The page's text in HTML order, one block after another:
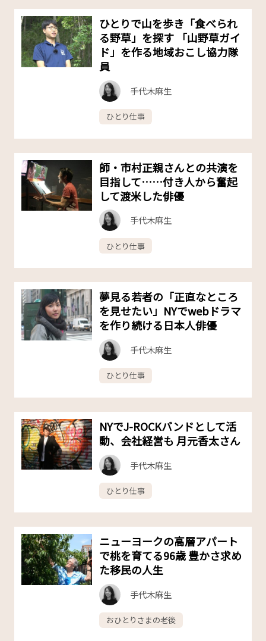
ひとりで山を歩き「食べられ
る野草」を探す 「山野草ガイ
ド」を作る地域おこし協力隊
員
手代木麻生
ひとり仕事
師・市村正親さんとの共演を
目指して……付き人から奮起
して渡米した俳優
手代木麻生
ひとり仕事
夢見る若者の「正直なところ
を見せたい」NYでwebドラマ
を作り続ける日本人俳優
手代木麻生
ひとり仕事
NYでJ-ROCKバンドとして活
動、会社経営も 月元香太さん
手代木麻生
ひとり仕事
ニューヨークの高層アパート
で桃を育てる96歳 豊かさ求め
た移民の人生
手代木麻生
おひとりさまの老後